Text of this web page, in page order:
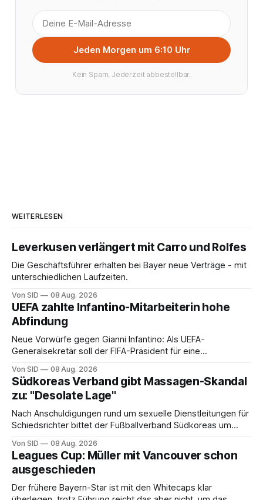
Jeden Morgen um 6:10 Uhr
Kein Spam. Jederzeit abbestellbar.
WEITERLESEN
Leverkusen verlängert mit Carro und Rolfes
Die Geschäftsführer erhalten bei Bayer neue Verträge - mit
unterschiedlichen Laufzeiten.
Von SID 08 Aug. 2026
UEFA zahlte Infantino-Mitarbeiterin hohe
Abfindung
Neue Vorwürfe gegen Gianni Infantino: Als UEFA-
Generalsekretär soll der FIFA-Präsident für eine
Von SID 08 Aug. 2026
Südkoreas Verband gibt Massagen-Skandal
zu: "Desolate Lage"
Nach Anschuldigungen rund um sexuelle Dienstleitungen für
Schiedsrichter bittet der Fußballverband Südkoreas um
Von SID 08 Aug. 2026
Leagues Cup: Müller mit Vancouver schon
ausgeschieden
Der frühere Bayern-Star ist mit den Whitecaps klar